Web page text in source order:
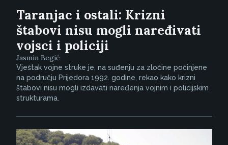
Taranjac i ostali: Krizni
štabovi nisu mogli naređivati
vojsci i policiji
Jasmin Begić
Vještak vojne struke je, na suđenju za zločine počinjene
na području Prijedora 1992. godine, rekao kako krizni
štabovi nisu mogli izdavati naređenja vojnim i policijskim
strukturama.